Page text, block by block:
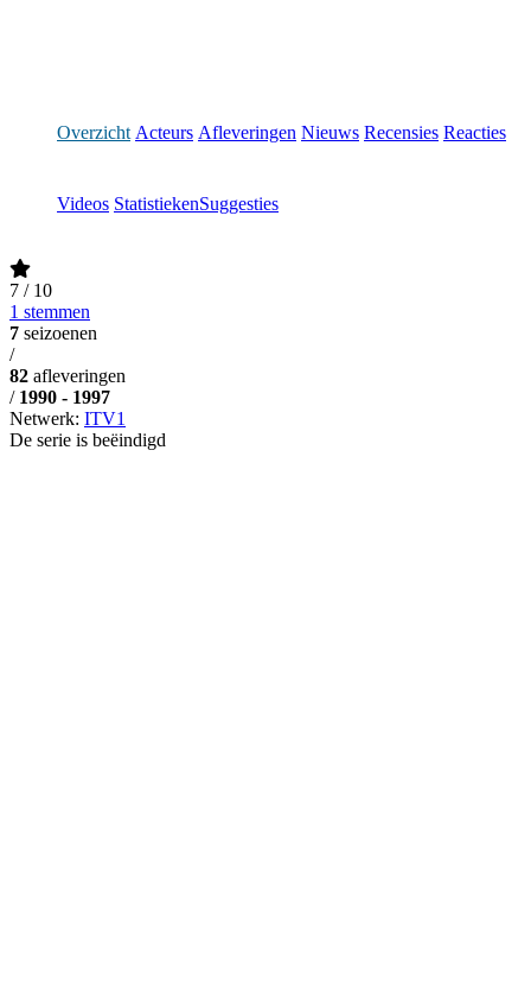
Overzicht Acteurs Afleveringen Nieuws Recensies Reacties
Videos StatistiekenSuggesties
7 / 10
1 stemmen
7 seizoenen
/
82 afleveringen
/ 1990 - 1997
Netwerk: ITV1
De serie is beëindigd